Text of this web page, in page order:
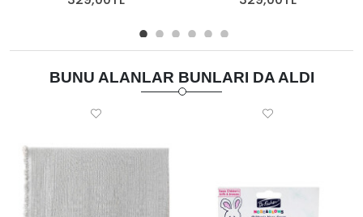
BUNU ALANLAR BUNLARI DA ALDI